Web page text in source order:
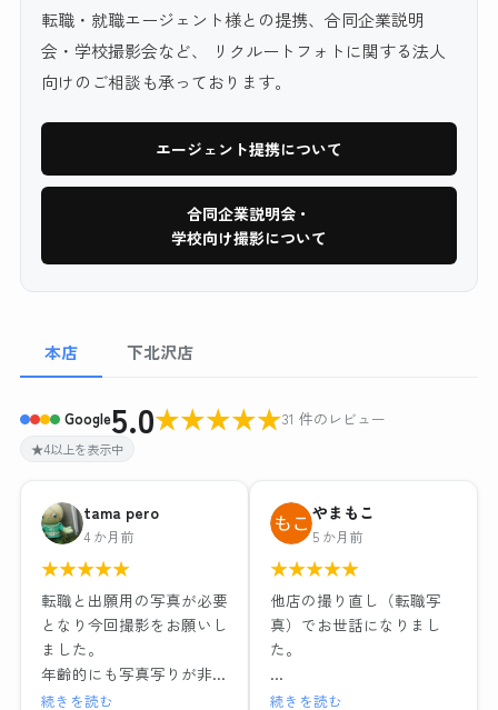
転職・就職エージェント様との提携、合同企業説明
会・学校撮影会など、 リクルートフォトに関する法人
向けのご相談も承っております。
エージェント提携について
合同企業説明会・
学校向け撮影について
本店 下北沢店
Google5.0★★★★★31 件のレビュー
★4以上を表示中
tama pero
4 か月前
★★★★★
転職と出願用の写真が必要
となり今回撮影をお願いし
ました。
年齢的にも写真写りが非常
に気になるため、お店の比
続きを読む
やまもこ
5 か月前
★★★★★
他店の撮り直し（転職写
真）でお世話になりまし
た。
リクルートフォトプラン＋
続きを読む